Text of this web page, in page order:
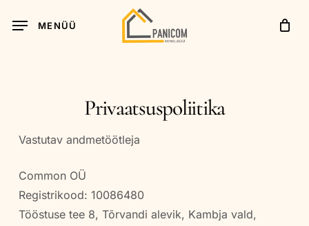
MENÜÜ
Privaatsuspoliitika
Vastutav andmetöötleja
Common OÜ
Registrikood: 10086480
Tööstuse tee 8, Tõrvandi alevik, Kambja vald,